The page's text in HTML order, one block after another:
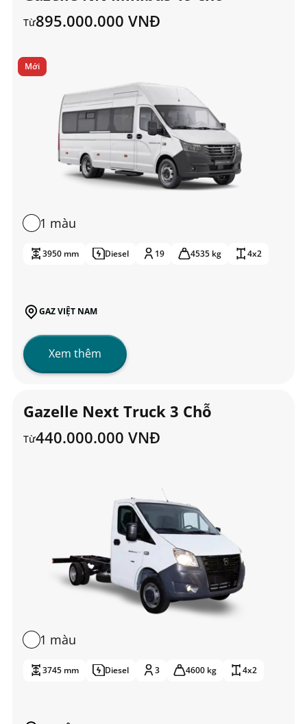
Từ895.000.000 VNĐ
Mới
1 màu
3950 mm Diesel 19 4535 kg 4x2
GAZ VIỆT NAM
Xem thêm
Gazelle Next Truck 3 Chỗ
Từ440.000.000 VNĐ
1 màu
3745 mm Diesel 3 4600 kg 4x2